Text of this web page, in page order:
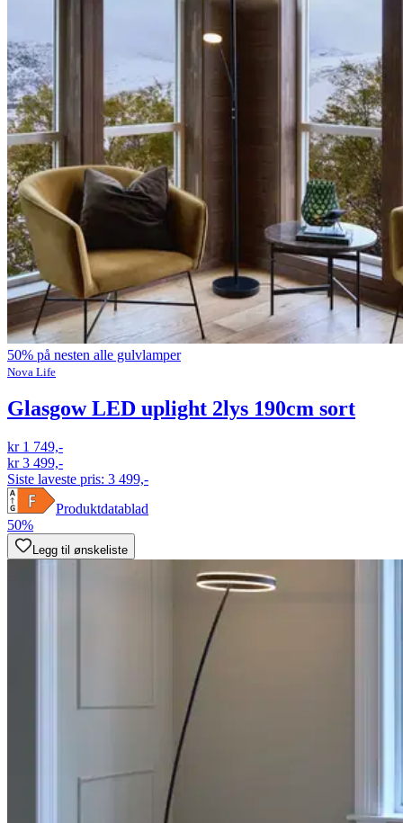
50% på nesten alle gulvlamper
Nova Life
Glasgow LED uplight 2lys 190cm sort
kr 1 749,-
kr 3 499,-
Siste laveste pris: 3 499,-
Produktdatablad
50%
Legg til ønskeliste